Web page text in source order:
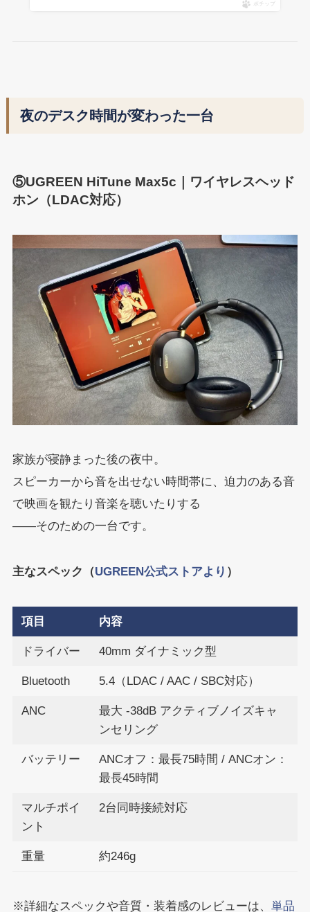
ポチップ
夜のデスク時間が変わった一台
⑤UGREEN HiTune Max5c｜ワイヤレスヘッド
ホン（LDAC対応）
家族が寝静まった後の夜中。
スピーカーから音を出せない時間帯に、迫力のある音
で映画を観たり音楽を聴いたりする
——そのための一台です。
主なスペック（UGREEN公式ストアより ）
項目 内容
ドライバー 40mm ダイナミック型
Bluetooth 5.4（LDAC / AAC / SBC対応）
ANC
最大 -38dB アクティブノイズキャ
ンセリング
バッテリー
ANCオフ：最長75時間 / ANCオン：
最長45時間
マルチポイ
ント
2台同時接続対応
重量 約246g
※詳細なスペックや音質・装着感のレビューは、 単品